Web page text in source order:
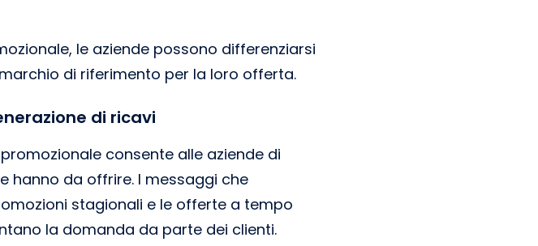
le aziende possono differenziarsi
di riferimento per la loro offerta.
di ricavi
consente alle aziende di
hanno da offrire. I messaggi che
stagionali e le offerte a tempo
la domanda da parte dei clienti.